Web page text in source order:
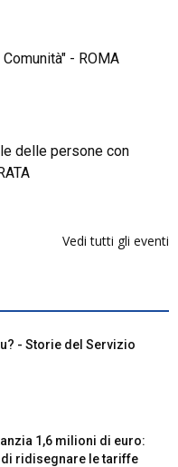
- ROMA
delle persone con
Vedi tutti gli eventi
- Storie del Servizio
1,6 milioni di euro:
di ridisegnare le tariffe